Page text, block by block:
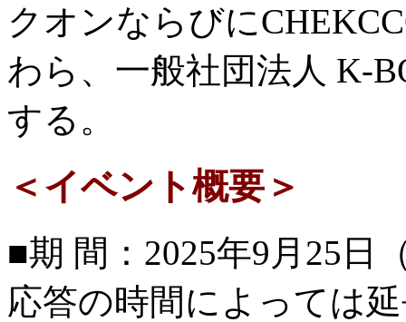
クオンならびに
わら、一般社団法人 K-
する。
＜イベント概要＞
■期 間：2025年9月25
応答の時間によっては